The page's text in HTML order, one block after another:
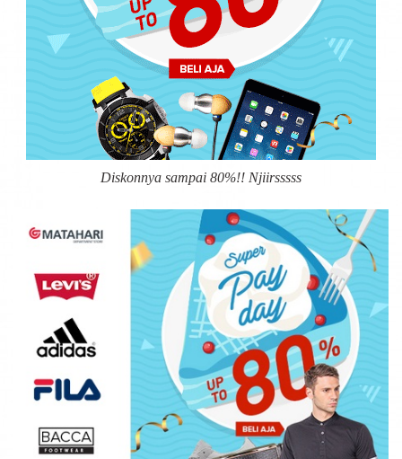
Diskonnya sampai 80%!! Njiirsssss